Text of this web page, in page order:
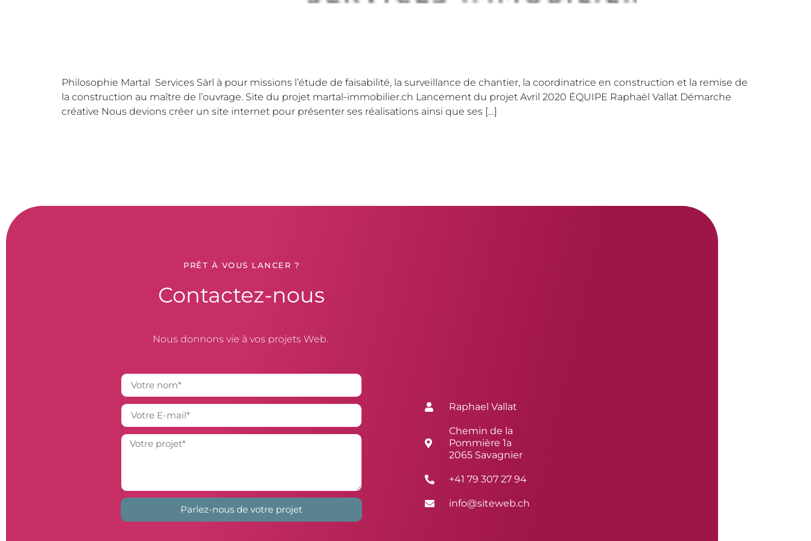
Philosophie Martal Services Sàrl à pour missions l’étude de faisabilité, la surveillance de chantier, la coordinatrice en construction et la remise de
la construction au maître de l’ouvrage. Site du projet martal-immobilier.ch Lancement du projet Avril 2020 ÉQUIPE Raphaël Vallat Démarche
créative Nous devions créer un site internet pour présenter ses réalisations ainsi que ses […]
PRÊT À VOUS LANCER ?
Contactez-nous
Nous donnons vie à vos projets Web.
Parlez-nous de votre projet
Raphael Vallat
Chemin de la
Pommière 1a
2065 Savagnier
+41 79 307 27 94
info@siteweb.ch